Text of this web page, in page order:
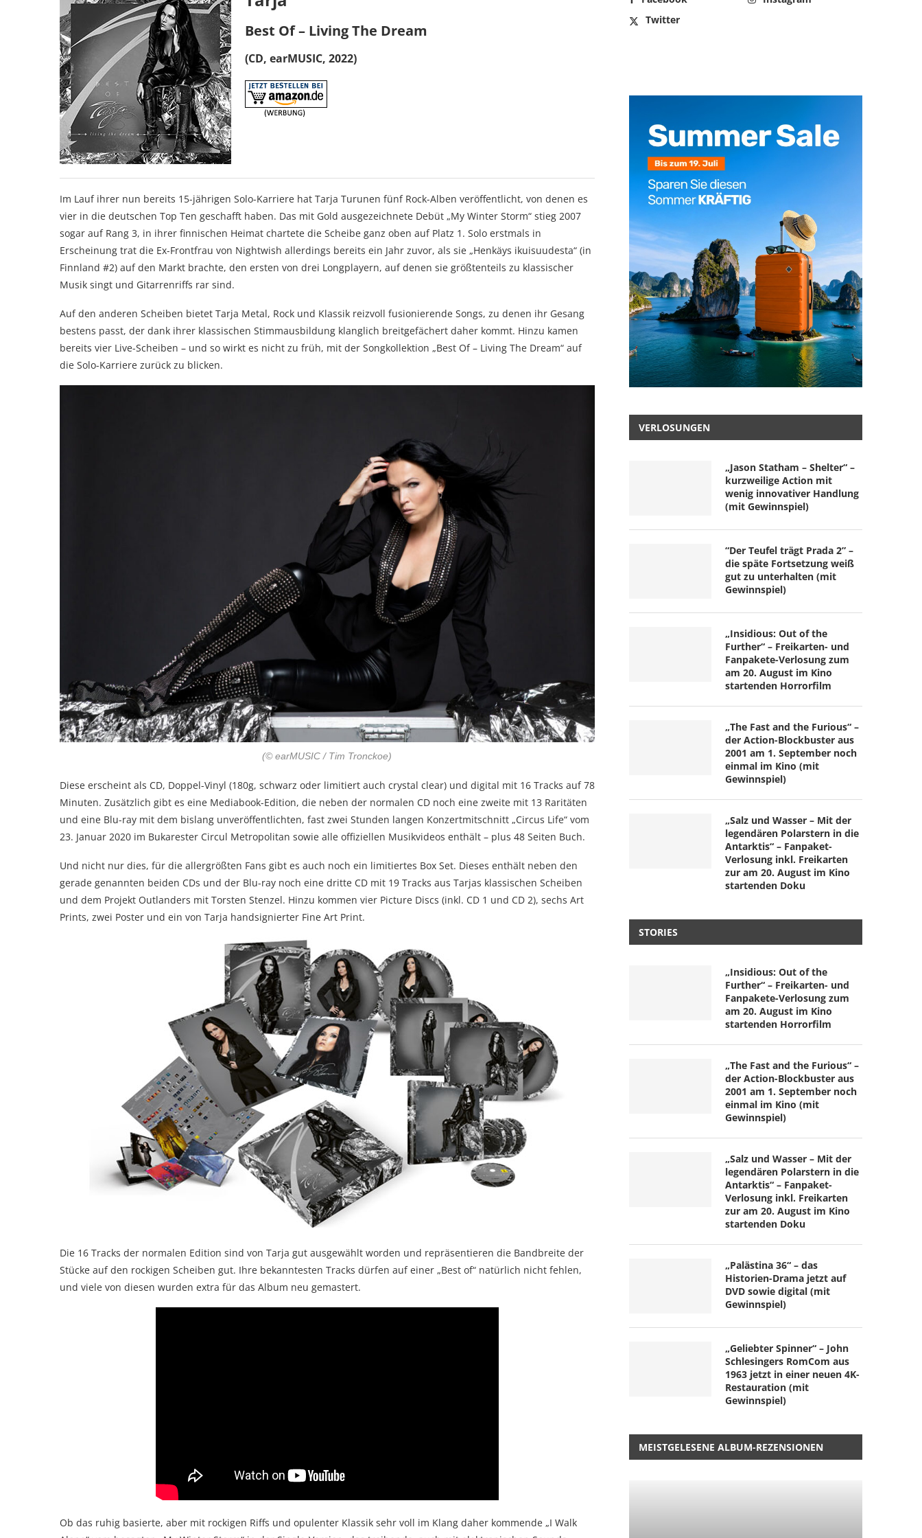
Best Of – Living The Dream
(CD, earMUSIC, 2022)
Im Lauf ihrer nun bereits 15-jährigen Solo-Karriere hat Tarja Turunen fünf Rock-Alben veröffentlicht, von denen es
vier in die deutschen Top Ten geschafft haben. Das mit Gold ausgezeichnete Debüt „My Winter Storm“ stieg 2007
sogar auf Rang 3, in ihrer finnischen Heimat chartete die Scheibe ganz oben auf Platz 1. Solo erstmals in
Erscheinung trat die Ex-Frontfrau von Nightwish allerdings bereits ein Jahr zuvor, als sie „Henkäys ikuisuudesta“ (in
Finnland #2) auf den Markt brachte, den ersten von drei Longplayern, auf denen sie größtenteils zu klassischer
Musik singt und Gitarrenriffs rar sind.
Auf den anderen Scheiben bietet Tarja Metal, Rock und Klassik reizvoll fusionierende Songs, zu denen ihr Gesang
bestens passt, der dank ihrer klassischen Stimmausbildung klanglich breitgefächert daher kommt. Hinzu kamen
bereits vier Live-Scheiben – und so wirkt es nicht zu früh, mit der Songkollektion „Best Of – Living The Dream“ auf
die Solo-Karriere zurück zu blicken.
(© earMUSIC / Tim Tronckoe)
Diese erscheint als CD, Doppel-Vinyl (180g, schwarz oder limitiert auch crystal clear) und digital mit 16 Tracks auf 78
Minuten. Zusätzlich gibt es eine Mediabook-Edition, die neben der normalen CD noch eine zweite mit 13 Raritäten
und eine Blu-ray mit dem bislang unveröffentlichten, fast zwei Stunden langen Konzertmitschnitt „Circus Life“ vom
23. Januar 2020 im Bukarester Circul Metropolitan sowie alle offiziellen Musikvideos enthält – plus 48 Seiten Buch.
Und nicht nur dies, für die allergrößten Fans gibt es auch noch ein limitiertes Box Set. Dieses enthält neben den
gerade genannten beiden CDs und der Blu-ray noch eine dritte CD mit 19 Tracks aus Tarjas klassischen Scheiben
und dem Projekt Outlanders mit Torsten Stenzel. Hinzu kommen vier Picture Discs (inkl. CD 1 und CD 2), sechs Art
Prints, zwei Poster und ein von Tarja handsignierter Fine Art Print.
Die 16 Tracks der normalen Edition sind von Tarja gut ausgewählt worden und repräsentieren die Bandbreite der
Stücke auf den rockigen Scheiben gut. Ihre bekanntesten Tracks dürfen auf einer „Best of“ natürlich nicht fehlen,
und viele von diesen wurden extra für das Album neu gemastert.
Ob das ruhig basierte, aber mit rockigen Riffs und opulenter Klassik sehr voll im Klang daher kommende „I Walk
Twitter
VERLOSUNGEN
„Jason Statham – Shelter“ –
kurzweilige Action mit
wenig innovativer Handlung
(mit Gewinnspiel)
“Der Teufel trägt Prada 2” –
die späte Fortsetzung weiß
gut zu unterhalten (mit
Gewinnspiel)
„Insidious: Out of the
Further“ – Freikarten- und
Fanpakete-Verlosung zum
am 20. August im Kino
startenden Horrorfilm
„The Fast and the Furious“ –
der Action-Blockbuster aus
2001 am 1. September noch
einmal im Kino (mit
Gewinnspiel)
„Salz und Wasser – Mit der
legendären Polarstern in die
Antarktis“ – Fanpaket-
Verlosung inkl. Freikarten
zur am 20. August im Kino
startenden Doku
STORIES
„Insidious: Out of the
Further“ – Freikarten- und
Fanpakete-Verlosung zum
am 20. August im Kino
startenden Horrorfilm
„The Fast and the Furious“ –
der Action-Blockbuster aus
2001 am 1. September noch
einmal im Kino (mit
Gewinnspiel)
„Salz und Wasser – Mit der
legendären Polarstern in die
Antarktis“ – Fanpaket-
Verlosung inkl. Freikarten
zur am 20. August im Kino
startenden Doku
„Palästina 36“ – das
Historien-Drama jetzt auf
DVD sowie digital (mit
Gewinnspiel)
„Geliebter Spinner“ – John
Schlesingers RomCom aus
1963 jetzt in einer neuen 4K-
Restauration (mit
Gewinnspiel)
MEISTGELESENE ALBUM-REZENSIONEN